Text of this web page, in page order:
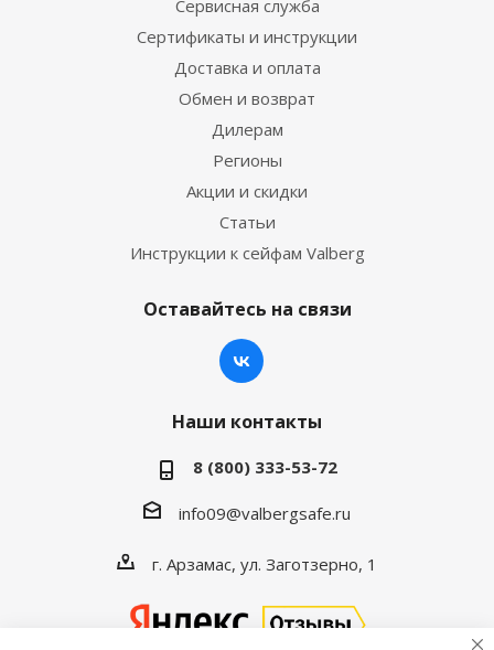
Сервисная служба
Сертификаты и инструкции
Доставка и оплата
Обмен и возврат
Дилерам
Регионы
Акции и скидки
Статьи
Инструкции к сейфам Valberg
Оставайтесь на связи
Наши контакты
8 (800) 333-53-72
info09@valbergsafe.ru
г. Арзамас, ул. Заготзерно, 1